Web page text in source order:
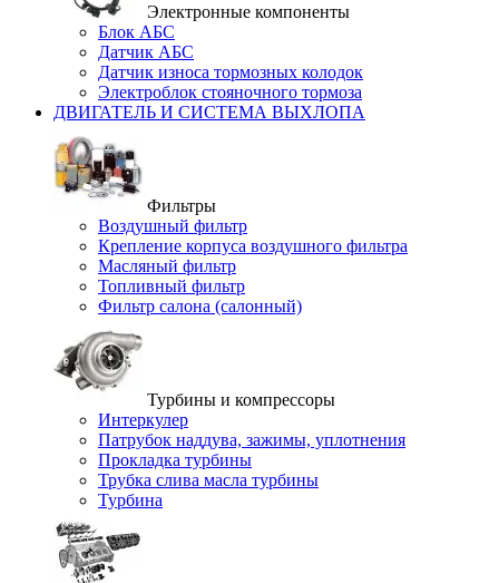
Электронные компоненты
Блок АБС
Датчик АБС
Датчик износа тормозных колодок
Электроблок стояночного тормоза
ДВИГАТЕЛЬ И СИСТЕМА ВЫХЛОПА
Фильтры
Воздушный фильтр
Крепление корпуса воздушного фильтра
Масляный фильтр
Топливный фильтр
Фильтр салона (салонный)
Турбины и компрессоры
Интеркулер
Патрубок наддува, зажимы, уплотнения
Прокладка турбины
Трубка слива масла турбины
Турбина